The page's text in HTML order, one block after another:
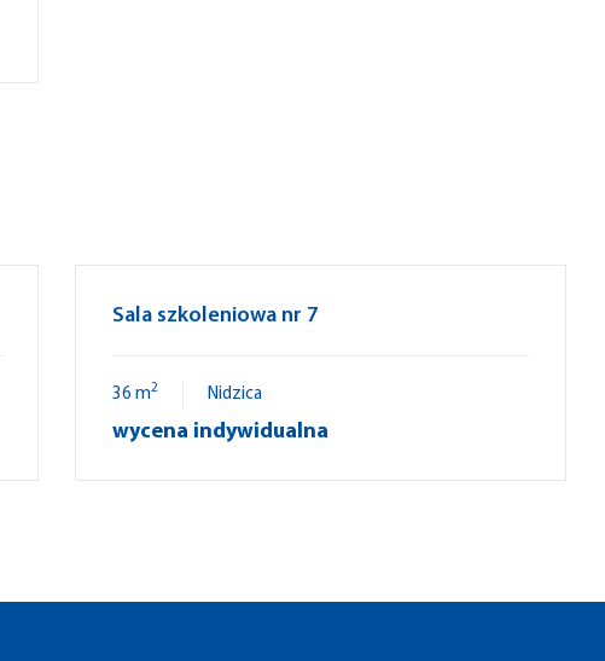
Sala szkoleniowa nr 7
36 m2 Nidzica
wycena indywidualna